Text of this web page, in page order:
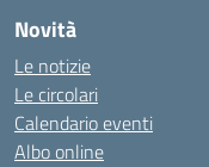
Novità
Le notizie
Le circolari
Calendario eventi
Albo online